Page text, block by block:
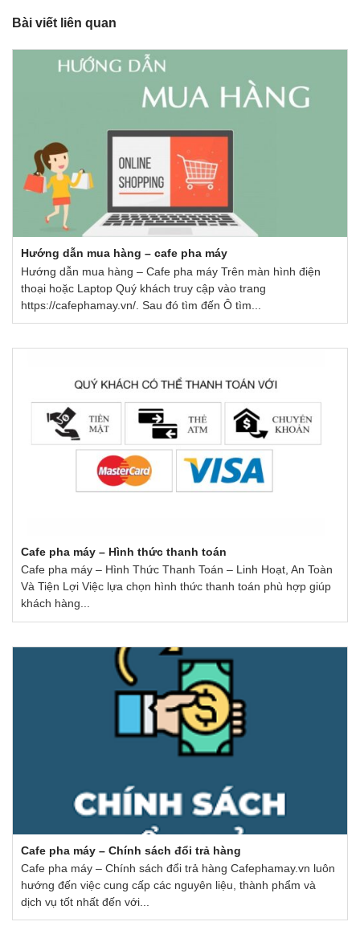
Bài viết liên quan
Hướng dẫn mua hàng – cafe pha máy
Hướng dẫn mua hàng – Cafe pha máy Trên màn hình điện
thoại hoặc Laptop Quý khách truy cập vào trang
https://cafephamay.vn/. Sau đó tìm đến Ô tìm...
Cafe pha máy – Hình thức thanh toán
Cafe pha máy – Hình Thức Thanh Toán – Linh Hoạt, An Toàn
Và Tiện Lợi Việc lựa chọn hình thức thanh toán phù hợp giúp
khách hàng...
Cafe pha máy – Chính sách đổi trả hàng
Cafe pha máy – Chính sách đổi trả hàng Cafephamay.vn luôn
hướng đến việc cung cấp các nguyên liệu, thành phẩm và
dịch vụ tốt nhất đến với...